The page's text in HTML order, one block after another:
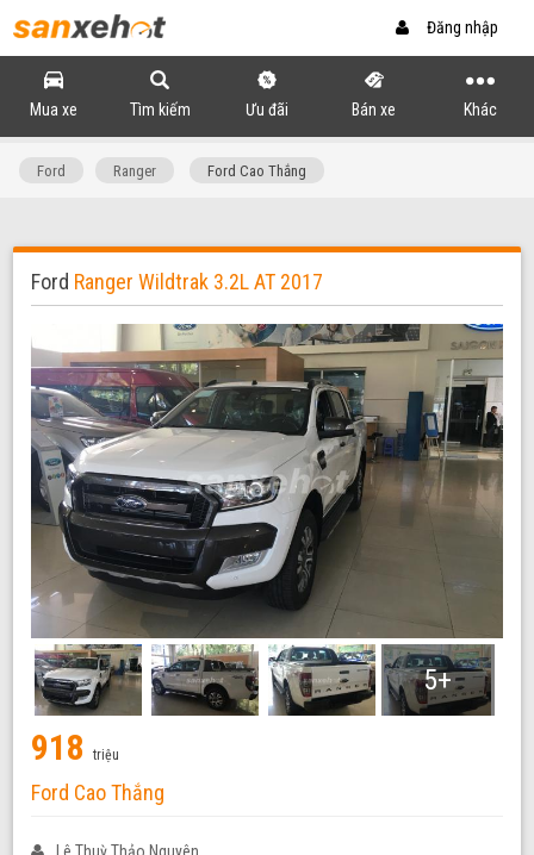
Đăng nhập
Mua xe Tìm kiếm Ưu đãi Bán xe Khác
Ford Ranger Ford Cao Thắng
Ford Ranger Wildtrak 3.2L AT 2017
5+
918triệu
Ford Cao Thắng
Lê Thuỳ Thảo Nguyên